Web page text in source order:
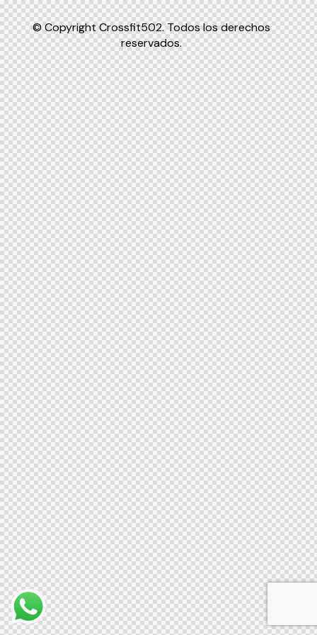
© Copyright Crossfit502. Todos los derechos
reservados.